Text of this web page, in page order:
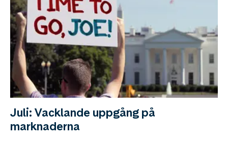
Juli: Vacklande uppgång på
marknaderna